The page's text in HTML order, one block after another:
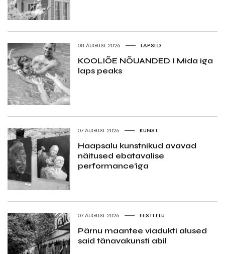
08.AUGUST 2026 LAPSED
KOOLIÕE NÕUANDED I Mida iga
laps peaks
07.AUGUST 2026 KUNST
Haapsalu kunstnikud avavad
näitused ebatavalise
performance’iga
07.AUGUST 2026 EESTI ELU
Pärnu maantee viadukti alused
said tänavakunsti abil